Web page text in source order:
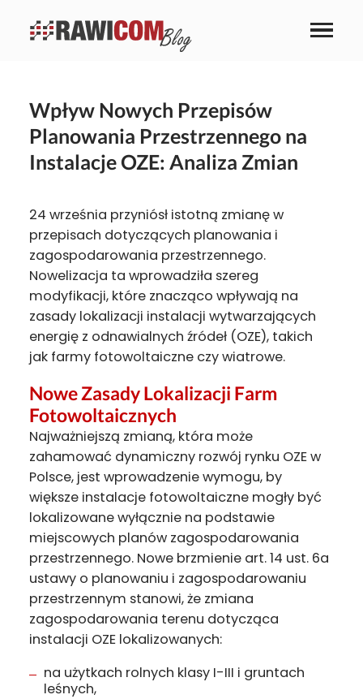
Wpływ Nowych Przepisów
Planowania Przestrzennego na
Instalacje OZE: Analiza Zmian
24 września przyniósł istotną zmianę w
przepisach dotyczących planowania i
zagospodarowania przestrzennego.
Nowelizacja ta wprowadziła szereg
modyfikacji, które znacząco wpływają na
zasady lokalizacji instalacji wytwarzających
energię z odnawialnych źródeł (OZE), takich
jak farmy fotowoltaiczne czy wiatrowe.
Nowe Zasady Lokalizacji Farm
Fotowoltaicznych
Najważniejszą zmianą, która może
zahamować dynamiczny rozwój rynku OZE w
Polsce, jest wprowadzenie wymogu, by
większe instalacje fotowoltaiczne mogły być
lokalizowane wyłącznie na podstawie
miejscowych planów zagospodarowania
przestrzennego. Nowe brzmienie art. 14 ust. 6a
ustawy o planowaniu i zagospodarowaniu
przestrzennym stanowi, że zmiana
zagospodarowania terenu dotycząca
instalacji OZE lokalizowanych:
na użytkach rolnych klasy I-III i gruntach
leśnych,